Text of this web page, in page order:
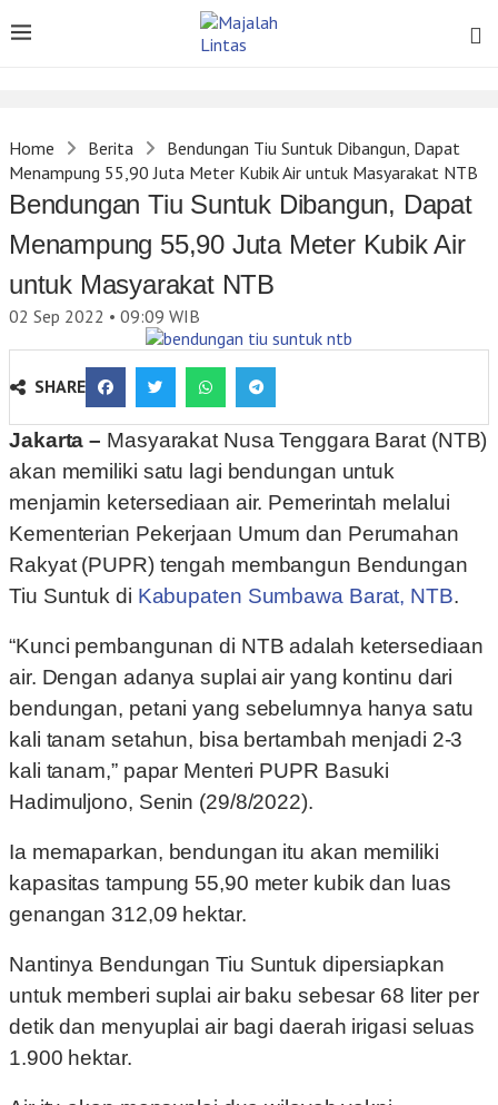
Home Berita
Bendungan Tiu Suntuk Dibangun, Dapat
Menampung 55,90 Juta Meter Kubik Air untuk Masyarakat NTB
Bendungan Tiu Suntuk Dibangun, Dapat
Menampung 55,90 Juta Meter Kubik Air
untuk Masyarakat NTB
02 Sep 2022 • 09:09 WIB
SHARE
Jakarta – Masyarakat Nusa Tenggara Barat (NTB)
akan memiliki satu lagi bendungan untuk
menjamin ketersediaan air. Pemerintah melalui
Kementerian Pekerjaan Umum dan Perumahan
Rakyat (PUPR) tengah membangun Bendungan
Tiu Suntuk di Kabupaten Sumbawa Barat, NTB.
“Kunci pembangunan di NTB adalah ketersediaan
air. Dengan adanya suplai air yang kontinu dari
bendungan, petani yang sebelumnya hanya satu
kali tanam setahun, bisa bertambah menjadi 2-3
kali tanam,” papar Menteri PUPR Basuki
Hadimuljono, Senin (29/8/2022).
Ia memaparkan, bendungan itu akan memiliki
kapasitas tampung 55,90 meter kubik dan luas
genangan 312,09 hektar.
Nantinya Bendungan Tiu Suntuk dipersiapkan
untuk memberi suplai air baku sebesar 68 liter per
detik dan menyuplai air bagi daerah irigasi seluas
1.900 hektar.